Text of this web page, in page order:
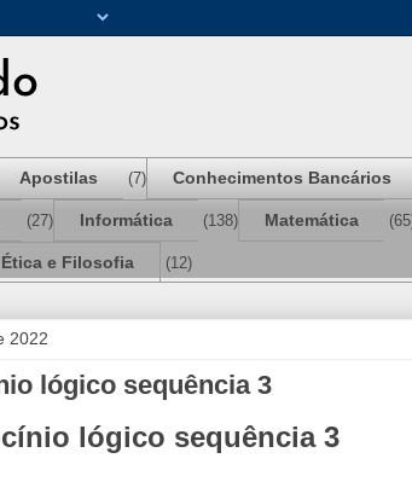
Apostilas (7) Conhecimentos Bancários
(27) Informática (138) Matemática
Ética e Filosofia (12)
2022
lógico sequência 3
lógico sequência 3